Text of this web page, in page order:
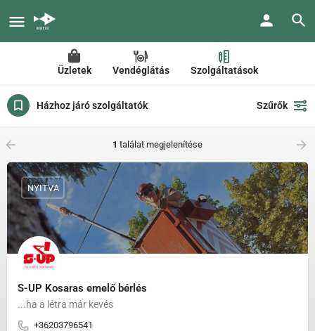
Üzletek Vendéglátás Szolgáltatások
Házhoz járó szolgáltatók Szűrők
1 találat megjelenítése
S-UP Kosaras emelő bérlés
...ha a létra már kevés
+36203796541
NYITVA